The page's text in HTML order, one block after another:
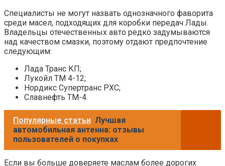
Специалисты не могут назвать однозначного фаворита
среди масел, подходящих для коробки передач Лады.
Владельцы отечественных авто редко задумываются
над качеством смазки, поэтому отдают предпочтение
следующим:
Лада Транс КП;
Лукойл ТМ 4-12;
Нордикс Супертранс РХС;
Славнефть ТМ-4.
Популярные статьи Лучшая
автомобильная антенна: отзывы
пользователей о покупках
Если вы больше доверяете маслам более дорогих